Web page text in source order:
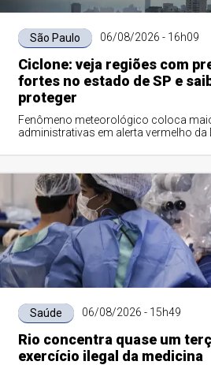
São Paulo 06/08/2026 - 16h09
Ciclone: veja regiões com
fortes no estado de SP e
proteger
Fenômeno meteorológico coloca
administrativas em alerta vermelho da
Saúde 06/08/2026 - 15h49
Rio concentra quase um
exercício ilegal da medicina